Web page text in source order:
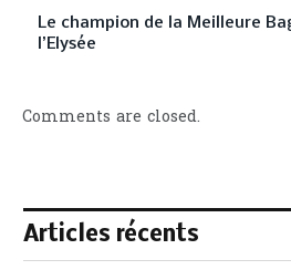
Le champion de la Meilleure
l’Elysée
Comments are closed.
Articles récents